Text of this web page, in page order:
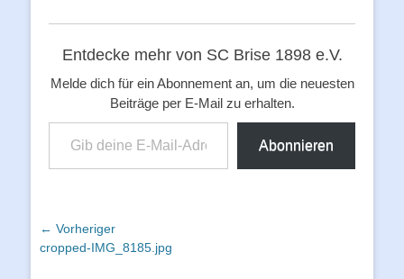
Entdecke mehr von SC Brise 1898 e.V.
Melde dich für ein Abonnement an, um die neuesten
Beiträge per E-Mail zu erhalten.
Gib deine E-Mail-Adresse ein ...
Abonnieren
Beitragsnavigation
← Vorheriger
Vorheriger
cropped-IMG_8185.jpg